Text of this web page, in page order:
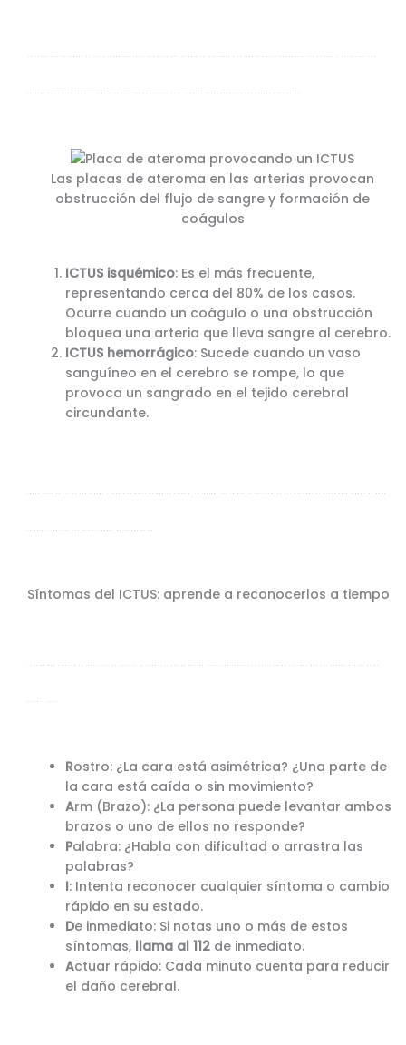
Las placas de ateroma en las arterias provocan
obstrucción del flujo de sangre y formación de
coágulos
ICTUS isquémico: Es el más frecuente,
representando cerca del 80% de los casos.
Ocurre cuando un coágulo o una obstrucción
bloquea una arteria que lleva sangre al cerebro.
ICTUS hemorrágico: Sucede cuando un vaso
sanguíneo en el cerebro se rompe, lo que
provoca un sangrado en el tejido cerebral
circundante.
Síntomas del ICTUS: aprende a reconocerlos a tiempo
Rostro: ¿La cara está asimétrica? ¿Una parte de
la cara está caída o sin movimiento?
Arm (Brazo): ¿La persona puede levantar ambos
brazos o uno de ellos no responde?
Palabra: ¿Habla con dificultad o arrastra las
palabras?
I: Intenta reconocer cualquier síntoma o cambio
rápido en su estado.
De inmediato: Si notas uno o más de estos
síntomas, llama al 112 de inmediato.
Actuar rápido: Cada minuto cuenta para reducir
el daño cerebral.